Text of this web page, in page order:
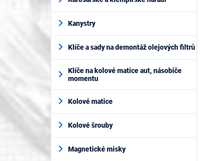
Kanystry
Klíče a sady na demontáž olejových filtrů
Klíče na kolové matice aut, násobiče
momentu
Kolové matice
Kolové šrouby
Magnetické misky